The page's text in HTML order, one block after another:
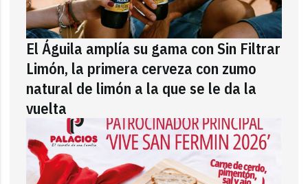
El Águila amplía su gama con Sin Filtrar
Limón, la primera cerveza con zumo
natural de limón a la que se le da la
vuelta